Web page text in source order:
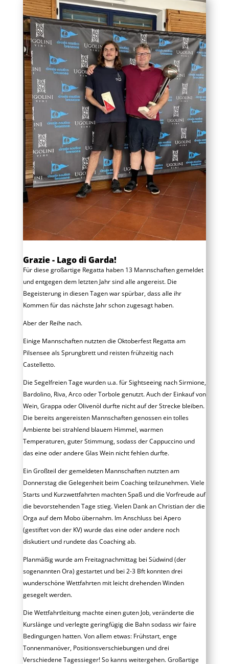
Grazie - Lago di Garda!
Für diese großartige Regatta haben 13 Mannschaften gemeldet
und entgegen dem letzten Jahr sind alle angereist. Die
Begeisterung in diesen Tagen war spürbar, dass alle ihr
Kommen für das nächste Jahr schon zugesagt haben.
Aber der Reihe nach.
Einige Mannschaften nutzten die Oktoberfest Regatta am
Pilsensee als Sprungbrett und reisten frühzeitig nach
Castelletto.
Die Segelfreien Tage wurden u.a. für Sightseeing nach Sirmione,
Bardolino, Riva, Arco oder Torbole genutzt. Auch der Einkauf von
Wein, Grappa oder Olivenöl durfte nicht auf der Strecke bleiben.
Die bereits angereisten Mannschaften genossen ein tolles
Ambiente bei strahlend blauem Himmel, warmen
Temperaturen, guter Stimmung, sodass der Cappuccino und
das eine oder andere Glas Wein nicht fehlen durfte.
Ein Großteil der gemeldeten Mannschaften nutzten am
Donnerstag die Gelegenheit beim Coaching teilzunehmen. Viele
Starts und Kurzwettfahrten machten Spaß und die Vorfreude auf
die bevorstehenden Tage stieg. Vielen Dank an Christian der die
Orga auf dem Mobo übernahm. Im Anschluss bei Apero
(gestiftet von der KV) wurde das eine oder andere noch
diskutiert und rundete das Coaching ab.
Planmäßig wurde am Freitagnachmittag bei Südwind (der
sogenannten Ora) gestartet und bei 2-3 Bft konnten drei
wunderschöne Wettfahrten mit leicht drehenden Winden
gesegelt werden.
Die Wettfahrtleitung machte einen guten Job, veränderte die
Kurslänge und verlegte geringfügig die Bahn sodass wir faire
Bedingungen hatten. Von allem etwas: Frühstart, enge
Tonnenmanöver, Positionsverschiebungen und drei
Verschiedene Tagessieger! So kanns weitergehen. Großartige